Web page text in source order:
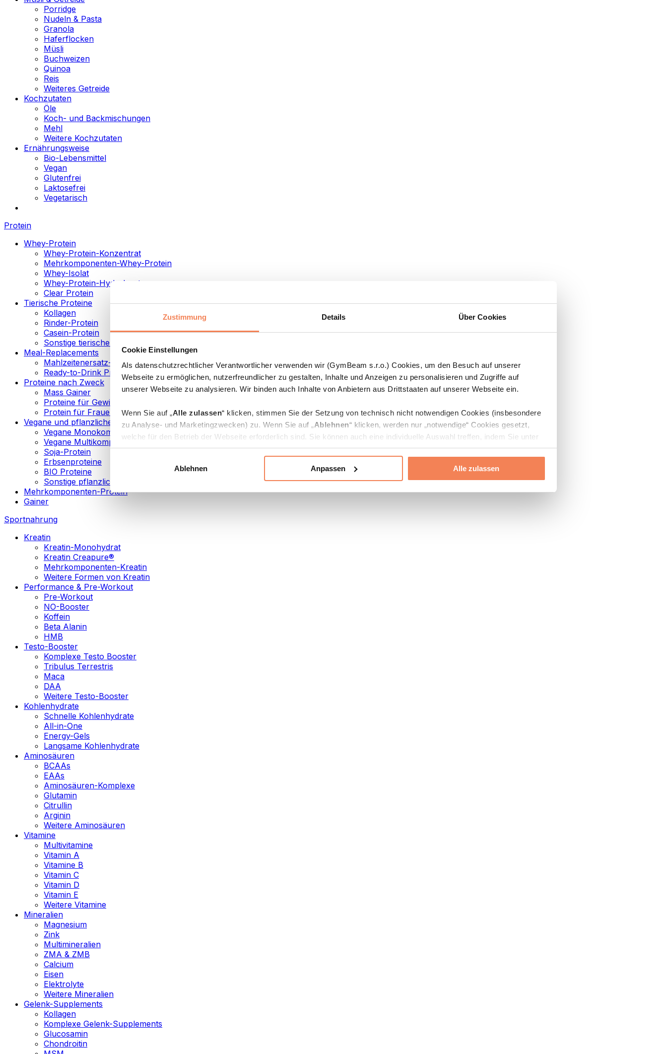
Zustimmung Details Über Cookies
Cookie Einstellungen
Als datenschutzrechtlicher Verantwortlicher verwenden wir (GymBeam s.r.o.) Cookies, um den Besuch auf unserer
Webseite zu ermöglichen, nutzerfreundlicher zu gestalten, Inhalte und Anzeigen zu personalisieren und Zugriffe auf
unserer Webseite zu analysieren. Wir binden auch Inhalte von Anbietern aus Drittstaaten auf unserer Webseite ein.
Wenn Sie auf „Alle zulassen“ klicken, stimmen Sie der Setzung von technisch nicht notwendigen Cookies (insbesondere
zu Analyse- und Marketingzwecken) zu. Wenn Sie auf „Ablehnen“ klicken, werden nur „notwendige“ Cookies gesetzt,
welche für den Betrieb der Webseite erforderlich sind. Sie können auch eine individuelle Auswahl treffen, indem Sie unter
„Anpassen“ einzelne Kategorien an- oder abwählen und „Auswahl erlauben“ klicken.
Weitere Informationen über die Verarbeitung Ihrer Daten finden Sie in den Unterpunkten „Details“ und „Über Cookies“
Ablehnen Anpassen Alle zulassen
Porridge
Nudeln & Pasta
Granola
Haferflocken
Müsli
Buchweizen
Quinoa
Reis
Weiteres Getreide
Kochzutaten
Öle
Koch- und Backmischungen
Mehl
Weitere Kochzutaten
Ernährungsweise
Bio-Lebensmittel
Vegan
Glutenfrei
Laktosefrei
Vegetarisch
Protein
Whey-Protein
Whey-Protein-Konzentrat
Mehrkomponenten-Whey-Protein
Whey-Isolat
Whey-Protein-Hydrolysat
Clear Protein
Tierische Proteine
Kollagen
Rinder-Protein
Casein-Protein
Sonstige tierische Proteine
Meal-Replacements
Mahlzeitenersatz-Pulver
Ready-to-Drink Proteingetränke
Proteine nach Zweck
Mass Gainer
Proteine für Gewichtsverlust
Protein für Frauen
Vegane und pflanzliche Proteine
Vegane Monokomponenten-Proteine
Vegane Multikomponenten-Proteine
Soja-Protein
Erbsenproteine
BIO Proteine
Sonstige pflanzliche Proteine
Mehrkomponenten-Protein
Gainer
Sportnahrung
Kreatin
Kreatin-Monohydrat
Kreatin Creapure®
Mehrkomponenten-Kreatin
Weitere Formen von Kreatin
Performance & Pre-Workout
Pre-Workout
NO-Booster
Koffein
Beta Alanin
HMB
Testo-Booster
Komplexe Testo Booster
Tribulus Terrestris
Maca
DAA
Weitere Testo-Booster
Kohlenhydrate
Schnelle Kohlenhydrate
All-in-One
Energy-Gels
Langsame Kohlenhydrate
Aminosäuren
BCAAs
EAAs
Aminosäuren-Komplexe
Glutamin
Citrullin
Arginin
Weitere Aminosäuren
Vitamine
Multivitamine
Vitamin A
Vitamine B
Vitamin C
Vitamin D
Vitamin E
Weitere Vitamine
Mineralien
Magnesium
Zink
Multimineralien
ZMA & ZMB
Calcium
Eisen
Elektrolyte
Weitere Mineralien
Gelenk-Supplements
Kollagen
Komplexe Gelenk-Supplements
Glucosamin
Chondroitin